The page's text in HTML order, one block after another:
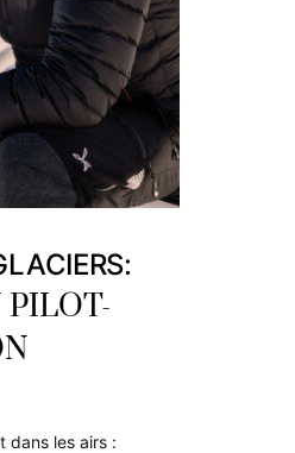
dans les airs :